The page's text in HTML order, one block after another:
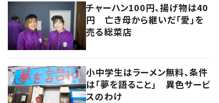
チャーハン100円、揚げ物は40
円 亡き母から継いだ「愛」を
売る総菜店
小中学生はラーメン無料、条件
は「夢を語ること」 異色サービ
スのわけ